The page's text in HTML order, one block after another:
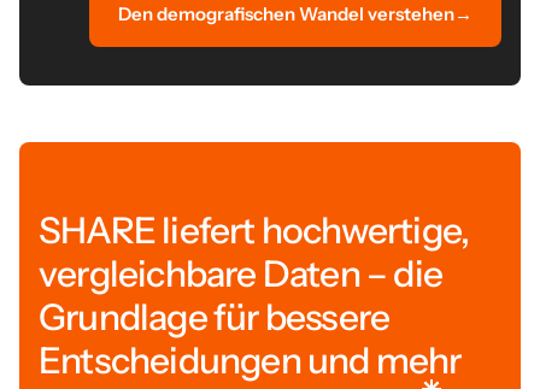
Den demografischen Wandel verstehen→
SHARE liefert hochwertige,
vergleichbare Daten – die
Grundlage für bessere
Entscheidungen und mehr